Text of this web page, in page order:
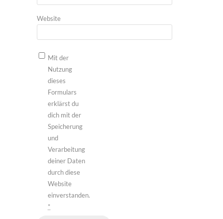
Website
Mit der
Nutzung
dieses
Formulars
erklärst du
dich mit der
Speicherung
und
Verarbeitung
deiner Daten
durch diese
Website
einverstanden.
*